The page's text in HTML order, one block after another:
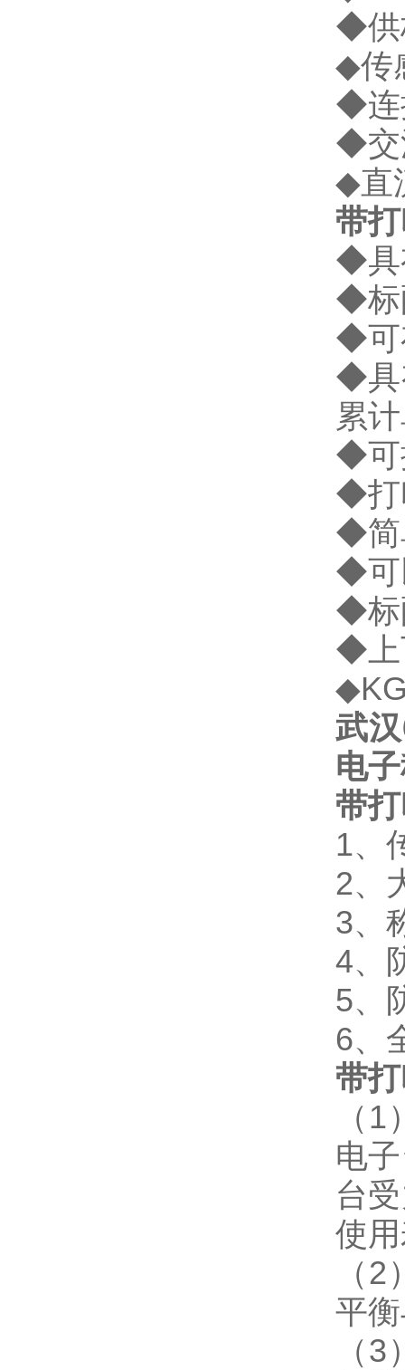
◆供
◆传
◆连
◆交
◆直
带
◆具
◆标
◆可
◆具
累
◆可
◆打
◆简
◆可
◆标
◆上
武
电
带
1、
2、
3、
4、
5、
6、
带
（
电
台
使
（
平
（